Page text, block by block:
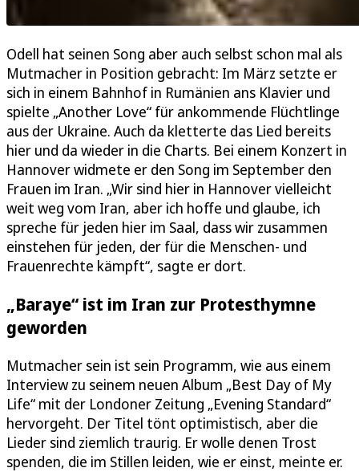
Odell hat seinen Song aber auch selbst schon mal als
Mutmacher in Position gebracht: Im März setzte er
sich in einem Bahnhof in Rumänien ans Klavier und
spielte „Another Love“ für ankommende Flüchtlinge
aus der Ukraine. Auch da kletterte das Lied bereits
hier und da wieder in die Charts. Bei einem Konzert in
Hannover widmete er den Song im September den
Frauen im Iran. „Wir sind hier in Hannover vielleicht
weit weg vom Iran, aber ich hoffe und glaube, ich
spreche für jeden hier im Saal, dass wir zusammen
einstehen für jeden, der für die Menschen- und
Frauenrechte kämpft“, sagte er dort.
„Baraye“ ist im Iran zur Protesthymne
geworden
Mutmacher sein ist sein Programm, wie aus einem
Interview zu seinem neuen Album „Best Day of My
Life“ mit der Londoner Zeitung „Evening Standard“
hervorgeht. Der Titel tönt optimistisch, aber die
Lieder sind ziemlich traurig. Er wolle denen Trost
spenden, die im Stillen leiden, wie er einst, meinte er.